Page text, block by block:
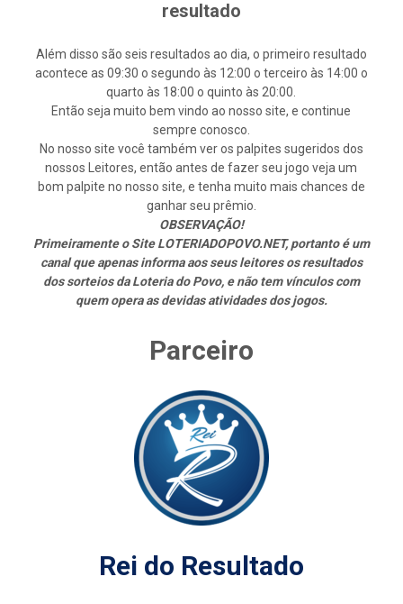
resultado
Além disso são seis resultados ao dia, o primeiro resultado
acontece as 09:30 o segundo às 12:00 o terceiro às 14:00 o
quarto às 18:00 o quinto às 20:00.
Então seja muito bem vindo ao nosso site, e continue
sempre conosco.
No nosso site você também ver os palpites sugeridos dos
nossos Leitores, então antes de fazer seu jogo veja um
bom palpite no nosso site, e tenha muito mais chances de
ganhar seu prêmio.
OBSERVAÇÃO!
Primeiramente o Site LOTERIADOPOVO.NET, portanto é um
canal que apenas informa aos seus leitores os resultados
dos sorteios da Loteria do Povo, e não tem vínculos com
quem opera as devidas atividades dos jogos.
Parceiro
Rei do Resultado